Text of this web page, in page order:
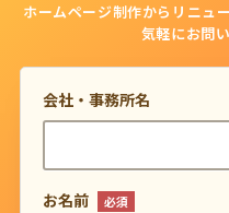
ホームページ制作からリニュ
気軽にお問
会社・事務所名
お名前 必須